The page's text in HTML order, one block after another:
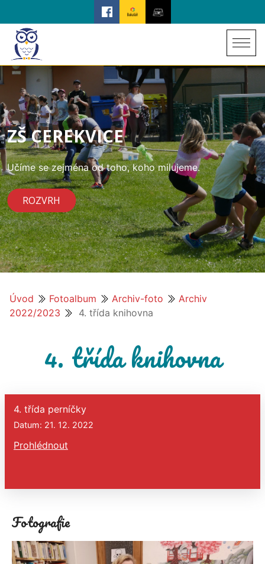
ZŠ CEREKVICE
Učíme se zejména od toho, koho milujeme.
ROZVRH
Úvod Fotoalbum Archiv-foto
Archiv
2022/2023
4. třída knihovna
4. třída knihovna
4. třída perníčky
Datum: 21. 12. 2022
Prohlédnout
Fotografie